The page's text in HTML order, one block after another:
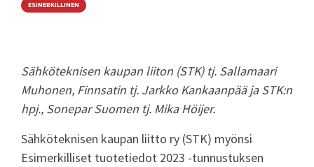
ESIMERKILLINEN
Sähköteknisen kaupan liiton (STK) tj. Sallamaari
Muhonen, Finnsatin tj. Jarkko Kankaanpää ja STK:n
hpj., Sonepar Suomen tj. Mika Höijer.
Sähköteknisen kaupan liitto ry (STK) myönsi
Esimerkilliset tuotetiedot 2023 -tunnustuksen